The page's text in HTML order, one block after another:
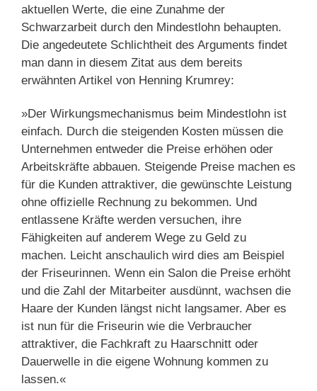
aktuellen Werte, die eine Zunahme der
Schwarzarbeit durch den Mindestlohn behaupten.
Die angedeutete Schlichtheit des Arguments findet
man dann in diesem Zitat aus dem bereits
erwähnten Artikel von Henning Krumrey:
»Der Wirkungsmechanismus beim Mindestlohn ist
einfach. Durch die steigenden Kosten müssen die
Unternehmen entweder die Preise erhöhen oder
Arbeitskräfte abbauen. Steigende Preise machen es
für die Kunden attraktiver, die gewünschte Leistung
ohne offizielle Rechnung zu bekommen. Und
entlassene Kräfte werden versuchen, ihre
Fähigkeiten auf anderem Wege zu Geld zu
machen. Leicht anschaulich wird dies am Beispiel
der Friseurinnen. Wenn ein Salon die Preise erhöht
und die Zahl der Mitarbeiter ausdünnt, wachsen die
Haare der Kunden längst nicht langsamer. Aber es
ist nun für die Friseurin wie die Verbraucher
attraktiver, die Fachkraft zu Haarschnitt oder
Dauerwelle in die eigene Wohnung kommen zu
lassen.«